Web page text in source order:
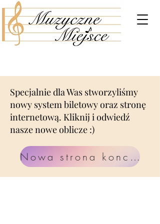
Specjalnie dla Was stworzyliśmy
nowy system biletowy oraz stronę
internetową. Kliknij i odwiedź
nasze nowe oblicze :)
Nowa strona koncertów